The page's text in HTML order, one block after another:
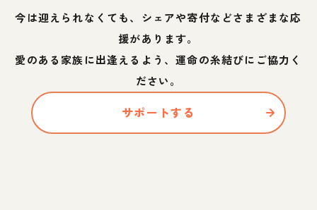
今は迎えられなくても、シェアや寄付などさまざまな応
援があります。
愛のある家族に出逢えるよう、運命の糸結びにご協力く
ださい。
サポートする